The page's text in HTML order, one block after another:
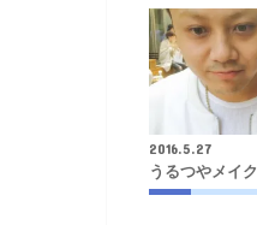
2016.5.27
うるつやメイク